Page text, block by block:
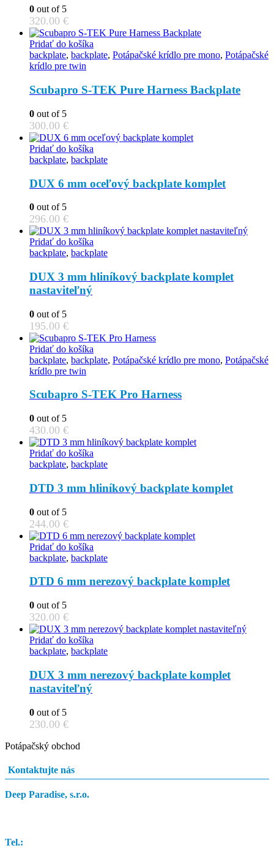
0 out of 5
320.00 €
Pridať do košíka
backplate, backplate, Potápačské krídlo pre mono, Potápačské
krídlo pre twin
Scubapro S-TEK Pure Harness Backplate
0 out of 5
300.00 €
Pridať do košíka
backplate, backplate
DUX 6 mm oceľový backplate komplet
0 out of 5
296.00 €
Pridať do košíka
backplate, backplate
DUX 3 mm hliníkový backplate komplet
nastaviteľný
0 out of 5
195.00 €
Pridať do košíka
backplate, backplate, Potápačské krídlo pre mono, Potápačské
krídlo pre twin
Scubapro S-TEK Pro Harness
0 out of 5
430.00 €
Pridať do košíka
backplate, backplate
DTD 3 mm hliníkový backplate komplet
0 out of 5
244.00 €
Pridať do košíka
backplate, backplate
DTD 6 mm nerezový backplate komplet
0 out of 5
320.00 €
Pridať do košíka
backplate, backplate
DUX 3 mm nerezový backplate komplet
nastaviteľný
0 out of 5
230.00 €
Potápačský obchod
Kontaktujte nás
Deep Paradise, s.r.o.
Tel.: